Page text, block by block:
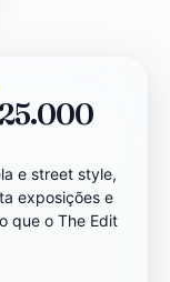
e street style,
exposições e
que o The Edit